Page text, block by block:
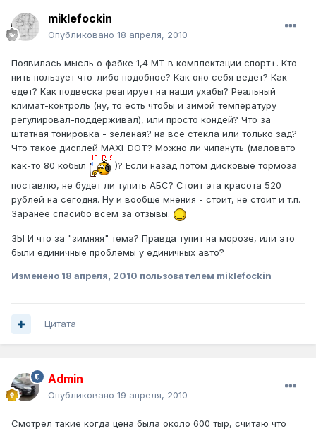
miklefockin
Опубликовано 18 апреля, 2010
Появилась мысль о фабке 1,4 МТ в комплектации спорт+. Кто-
нить пользует что-либо подобное? Как оно себя ведет? Как
едет? Как подвеска реагирует на наши ухабы? Реальный
климат-контроль (ну, то есть чтобы и зимой температуру
регулировал-поддерживал), или просто кондей? Что за
штатная тонировка - зеленая? на все стекла или только зад?
Что такое дисплей MAXI-DOT? Можно ли чипануть (маловато
как-то 80 кобыл
)? Если назад потом дисковые тормоза
поставлю, не будет ли тупить АБС? Стоит эта красота 520
рублей на сегодня. Ну и вообще мнения - стоит, не стоит и т.п.
Заранее спасибо всем за отзывы.
ЗЫ И что за "зимняя" тема? Правда тупит на морозе, или это
были единичные проблемы у единичных авто?
Изменено 18 апреля, 2010 пользователем miklefockin
Цитата
Admin
Опубликовано 19 апреля, 2010
Смотрел такие когда цена была около 600 тыр, считаю что